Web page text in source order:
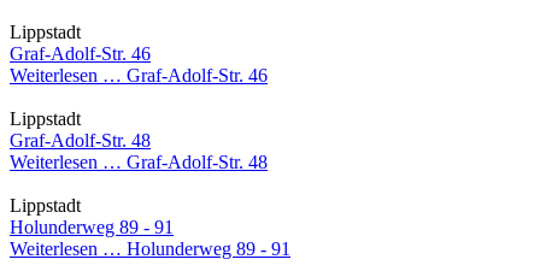
Lippstadt
Graf-Adolf-Str. 46
Weiterlesen … Graf-Adolf-Str. 46
Lippstadt
Graf-Adolf-Str. 48
Weiterlesen … Graf-Adolf-Str. 48
Lippstadt
Holunderweg 89 - 91
Weiterlesen … Holunderweg 89 - 91